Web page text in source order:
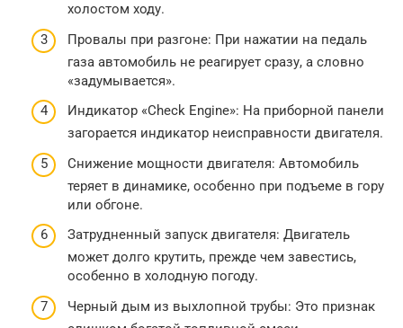
холостом ходу.
Провалы при разгоне: При нажатии на педаль
газа автомобиль не реагирует сразу, а словно
«задумывается».
Индикатор «Check Engine»: На приборной панели
загорается индикатор неисправности двигателя.
Снижение мощности двигателя: Автомобиль
теряет в динамике, особенно при подъеме в гору
или обгоне.
Затрудненный запуск двигателя: Двигатель
может долго крутить, прежде чем завестись,
особенно в холодную погоду.
Черный дым из выхлопной трубы: Это признак